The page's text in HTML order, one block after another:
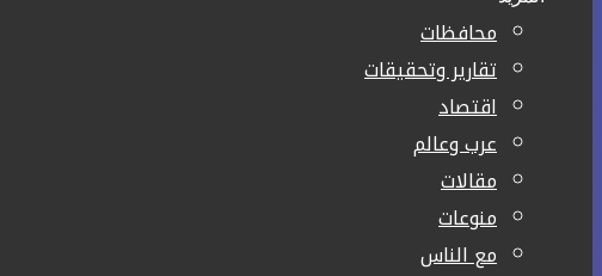
محافظات
تقارير وتحقيقات
اقتصاد
عرب وعالم
مقالات
منوعات
مع الناس